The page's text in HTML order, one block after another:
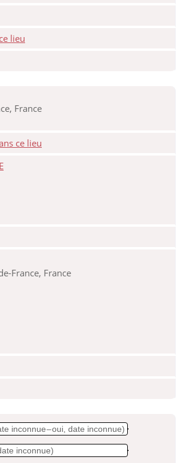
France
France, France
inconnue – oui, date inconnue)
inconnue)